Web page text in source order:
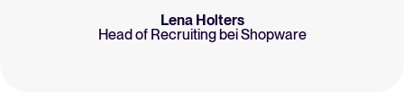
Lena Holters
Head of Recruiting bei Shopware